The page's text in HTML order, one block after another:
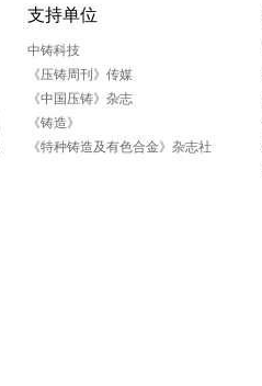
支持单位
中铸科技
《压铸周刊》传媒
《中国压铸》杂志
《铸造》
《特种铸造及有色合金》杂志社